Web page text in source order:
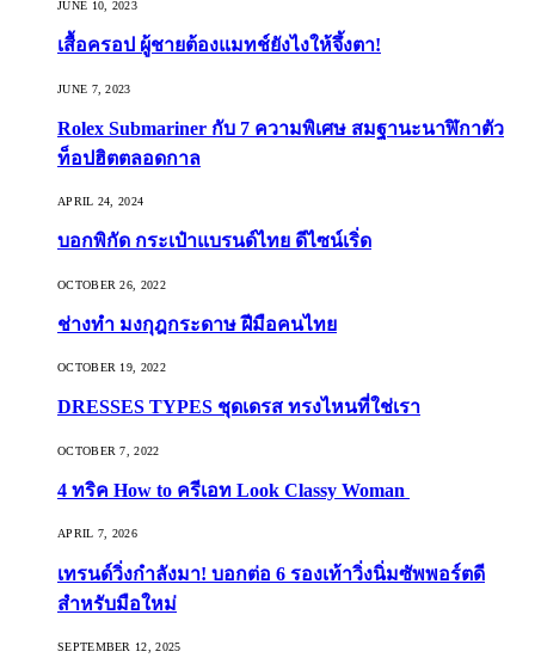
JUNE 10, 2023
เสื้อครอป ผู้ชายต้องแมทช์ยังไงให้จึ้งตา!
JUNE 7, 2023
Rolex Submariner กับ 7 ความพิเศษ สมฐานะนาฬิกาตัว
ท็อปฮิตตลอดกาล
APRIL 24, 2024
บอกพิกัด กระเป๋าแบรนด์ไทย ดีไซน์เริ่ด
OCTOBER 26, 2022
ช่างทำ มงกุฎกระดาษ ฝีมือคนไทย
OCTOBER 19, 2022
DRESSES TYPES ชุดเดรส ทรงไหนที่ใช่เรา
OCTOBER 7, 2022
4 ทริค How to ครีเอท Look Classy Woman
APRIL 7, 2026
เทรนด์วิ่งกำลังมา! บอกต่อ 6 รองเท้าวิ่งนิ่มซัพพอร์ตดี
สำหรับมือใหม่
SEPTEMBER 12, 2025